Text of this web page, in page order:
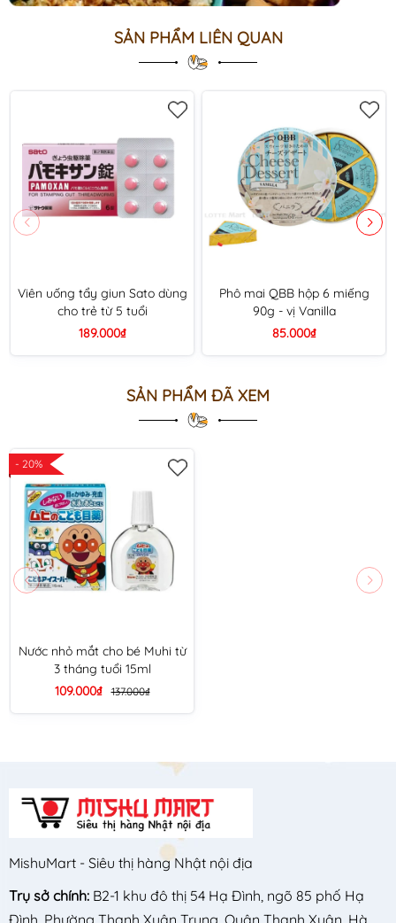
SẢN PHẨM LIÊN QUAN
Viên uống tẩy giun Sato dùng
cho trẻ từ 5 tuổi
189.000₫
Phô mai QBB hộp 6 miếng
90g - vị Vanilla
85.000₫
SẢN PHẨM ĐÃ XEM
- 20%
Nước nhỏ mắt cho bé Muhi từ
3 tháng tuổi 15ml
109.000₫
137.000₫
MishuMart - Siêu thị hàng Nhật nội địa
Trụ sở chính: B2-1 khu đô thị 54 Hạ Đình, ngõ 85 phố Hạ
Đình, Phường Thanh Xuân Trung, Quận Thanh Xuân, Hà